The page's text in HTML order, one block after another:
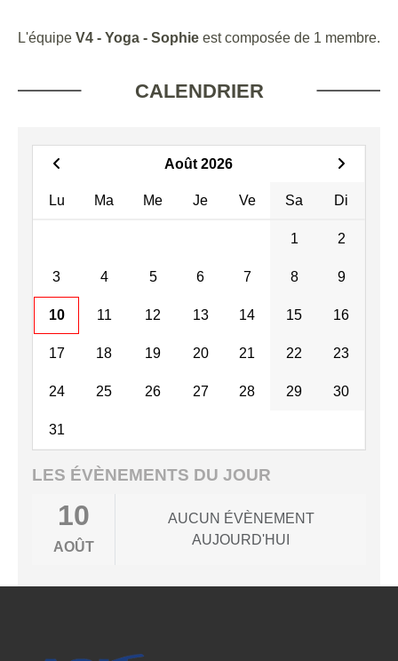
L'équipe V4 - Yoga - Sophie est composée de 1 membre.
CALENDRIER
Août 2026
Lu Ma Me Je Ve Sa Di
1 2
3 4 5 6 7 8 9
10 11 12 13 14 15 16
17 18 19 20 21 22 23
24 25 26 27 28 29 30
31
LES ÉVÈNEMENTS DU JOUR
10
AOÛT
AUCUN ÉVÈNEMENT
AUJOURD'HUI